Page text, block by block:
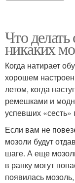
Что
никаких
Когда натирает
хорошем
летом, когда
ремешками и
успевших «сесть»
Если вам не
мозоли будут
шаге. А еще
в ранку могут
появилась